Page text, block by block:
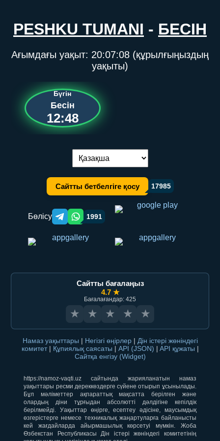
PESHKU TUMANI - БЕСІН
Ағымдағы уақыт: 20:07:08 (құрылғыңыздың
уақыты)
Бүгін
Бесін
12:48
Тілді ауыстыру:
Сайтты бетбелгіге қосу 17985
Бөлісу Telegram orqali ulashish
WhatsApp orqali ulashish
1991
Сайтты бағалаңыз
4.7 ★
Бағалағандар: 425
★ ★ ★ ★ ★
Намаз уақыттары | Негізгі өңірлер | Дін істері жөніндегі
комитет | Құпиялық саясаты | API (JSON) | API құжаты |
Сайтқа енгізу (Widget)
https://namoz-vaqti.uz сайтында жарияланатын намаз
уақыттары ресми дереккөздерге сүйене отырып ұсынылады.
Бұл мәліметтер ақпараттық мақсатта берілген және
олардың діни тұрғыдан абсолютті дәлдігіне кепілдік
берілмейді. Уақыттар өңірге, есептеу әдісіне, маусымдық
өзгерістерге немесе техникалық жаңартуларға байланысты
кей жағдайларда айырмашылық көрсетуі мүмкін. Жоба
Өзбекстан Республикасы Дін істері жөніндегі комитетінің